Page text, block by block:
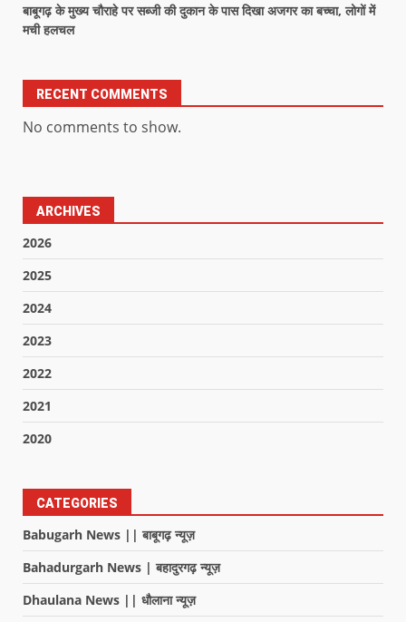
बाबूगढ़ के मुख्य चौराहे पर सब्जी की दुकान के पास दिखा अजगर का बच्चा, लोगों में
मची हलचल
RECENT COMMENTS
No comments to show.
ARCHIVES
2026
2025
2024
2023
2022
2021
2020
CATEGORIES
Babugarh News || बाबूगढ़ न्यूज़
Bahadurgarh News | बहादुरगढ़ न्यूज़
Dhaulana News || धौलाना न्यूज़